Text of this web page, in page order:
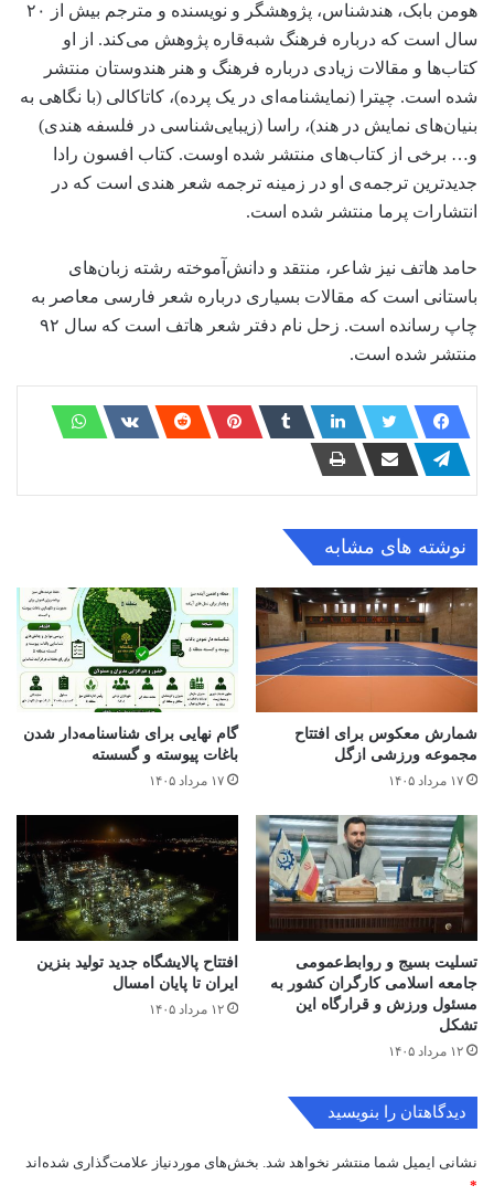
هومن بابک، هندشناس، پژوهشگر و نویسنده و مترجم بیش از ۲۰
سال است که درباره فرهنگ شبه‌قاره پژوهش می‌کند. از او
کتاب‌ها و مقالات زیادی درباره فرهنگ و هنر هندوستان منتشر
شده است. چیترا (نمایشنامه‌ای در یک پرده)، کاتاکالی (با نگاهی به
بنیان‌های نمایش در هند)، راسا (زیبایی‌شناسی در فلسفه هندی)
و… برخی از کتاب‌های منتشر شده اوست. کتاب افسون رادا
جدیدترین ترجمه‌ی او در زمینه ترجمه شعر هندی است که در
انتشارات پرما منتشر شده است.
حامد هاتف نیز شاعر، منتقد و دانش‌آموخته رشته زبان‌های
باستانی است که مقالات بسیاری درباره شعر فارسی معاصر به
چاپ رسانده است. زحل نام دفتر شعر هاتف است که سال ۹۲
منتشر شده است.
نوشته های مشابه
شمارش معکوس برای افتتاح
مجموعه ورزشی ازگل
۱۷ مرداد ۱۴۰۵
گام نهایی برای شناسنامه‌دار شدن
باغات پیوسته و گسسته
۱۷ مرداد ۱۴۰۵
تسلیت بسیج و روابط‌عمومی
جامعه اسلامی کارگران کشور به
مسئول ورزش و قرارگاه این
تشکل
۱۲ مرداد ۱۴۰۵
افتتاح ‌پالایشگاه جدید تولید بنزین
ایران تا پایان امسال
۱۲ مرداد ۱۴۰۵
دیدگاهتان را بنویسید
نشانی ایمیل شما منتشر نخواهد شد. بخش‌های موردنیاز علامت‌گذاری شده‌اند
*